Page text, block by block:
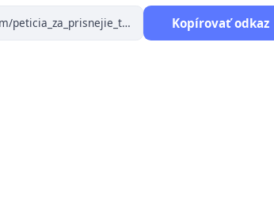
Kopírovať odkaz